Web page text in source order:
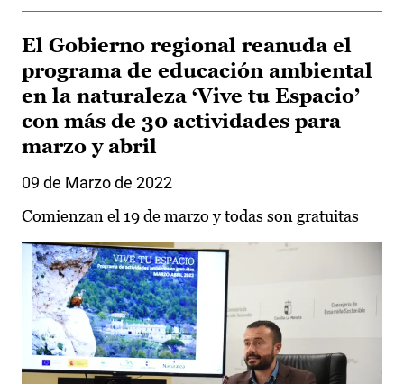
El Gobierno regional reanuda el
programa de educación ambiental
en la naturaleza ‘Vive tu Espacio’
con más de 30 actividades para
marzo y abril
09 de Marzo de 2022
Comienzan el 19 de marzo y todas son gratuitas